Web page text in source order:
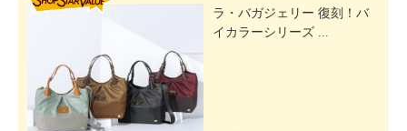
ラ・バガジェリー 復刻！バ
イカラーシリーズ ...